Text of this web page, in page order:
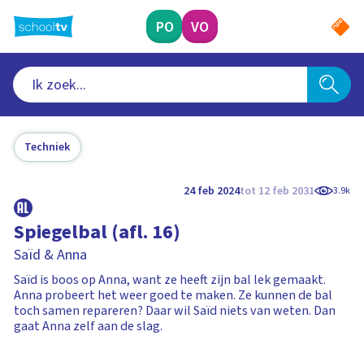
naar
hoofdinhoud
PO VO
Techniek
24 feb 2024tot 12 feb 2031 3.9k
Spiegelbal (afl. 16)
Saïd & Anna
Saïd is boos op Anna, want ze heeft zijn bal lek gemaakt.
Anna probeert het weer goed te maken. Ze kunnen de bal
toch samen repareren? Daar wil Saïd niets van weten. Dan
gaat Anna zelf aan de slag.